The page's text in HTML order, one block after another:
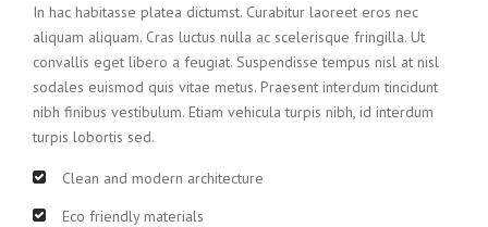
In hac habitasse platea dictumst. Curabitur laoreet eros nec
aliquam aliquam. Cras luctus nulla ac scelerisque fringilla. Ut
convallis eget libero a feugiat. Suspendisse tempus nisl at nisl
sodales euismod quis vitae metus. Praesent interdum tincidunt
nibh finibus vestibulum. Etiam vehicula turpis nibh, id interdum
turpis lobortis sed.
Clean and modern architecture
Eco friendly materials